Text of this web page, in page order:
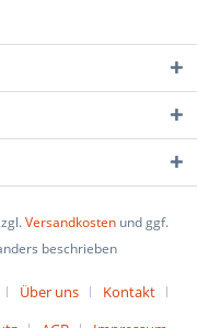
Versandkosten und ggf.
beschrieben
Über uns
Kontakt